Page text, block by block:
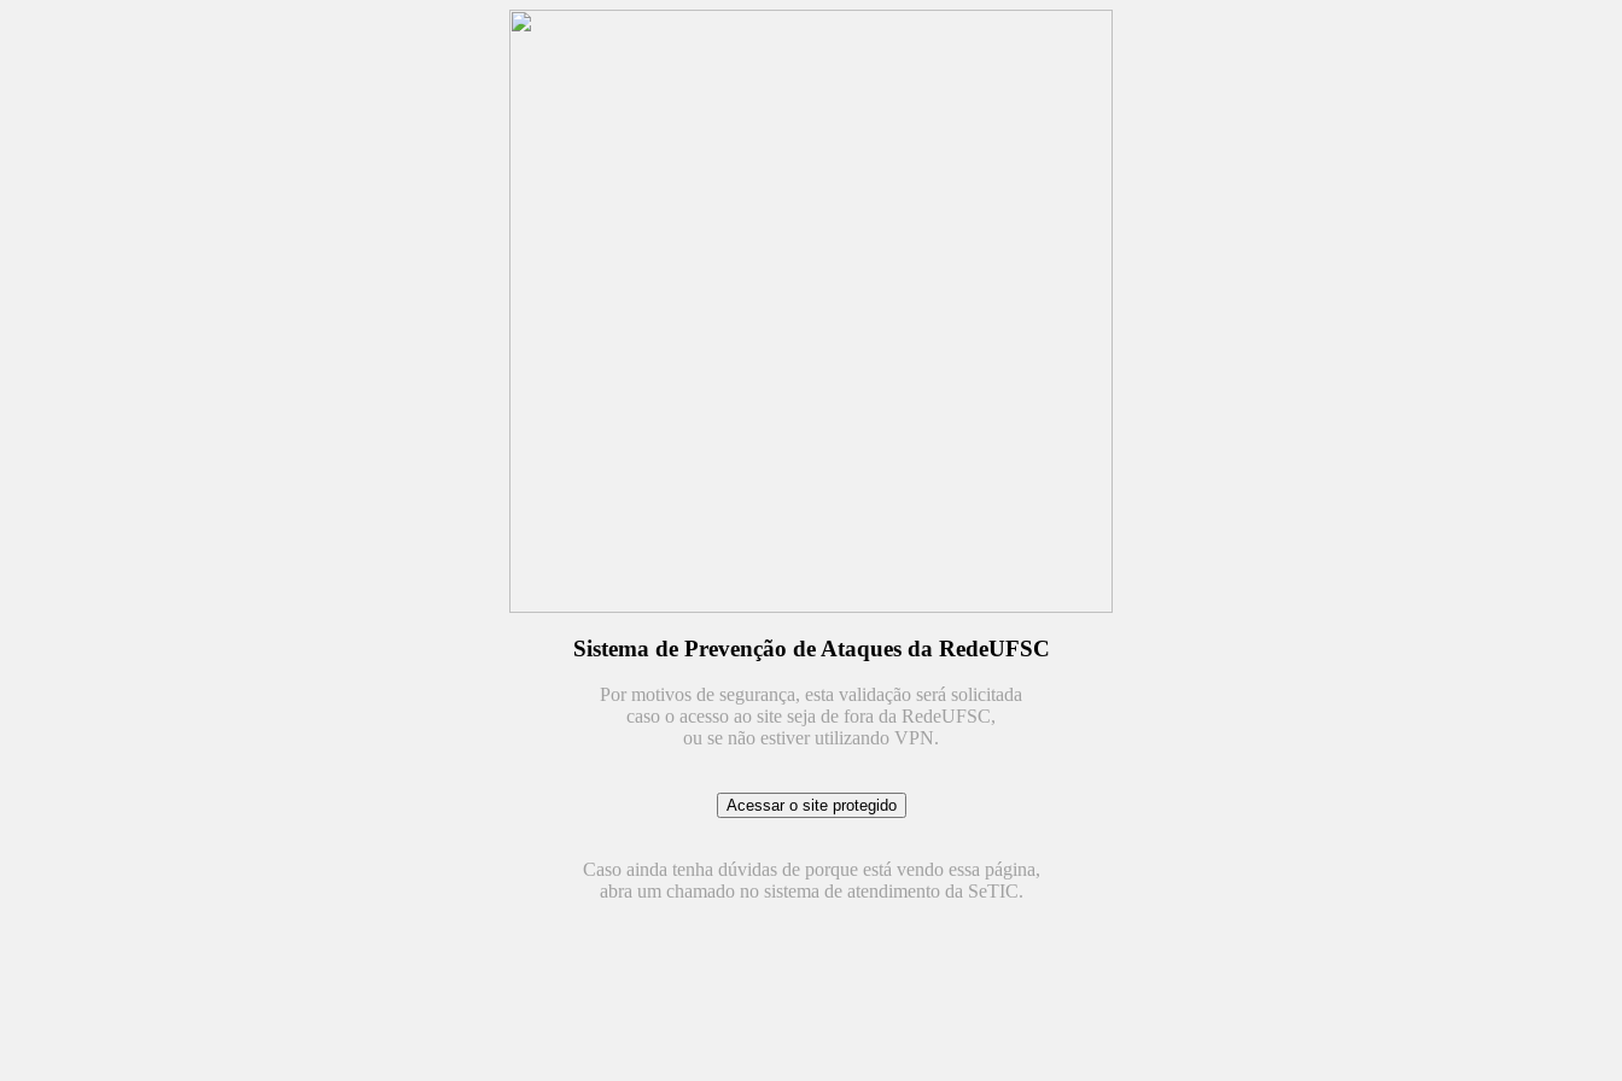
Sistema de Prevenção de Ataques da RedeUFSC
Por motivos de segurança, esta validação será solicitada
caso o acesso ao site seja de fora da RedeUFSC,
ou se não estiver utilizando VPN.
Caso ainda tenha dúvidas de porque está vendo essa página,
abra um chamado no sistema de atendimento da SeTIC.